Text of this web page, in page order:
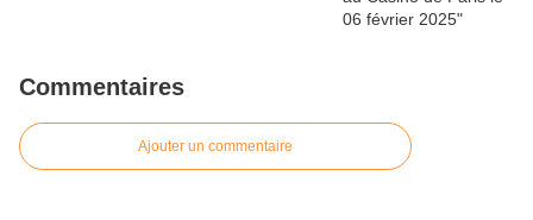
Commentaires
Ajouter un commentaire